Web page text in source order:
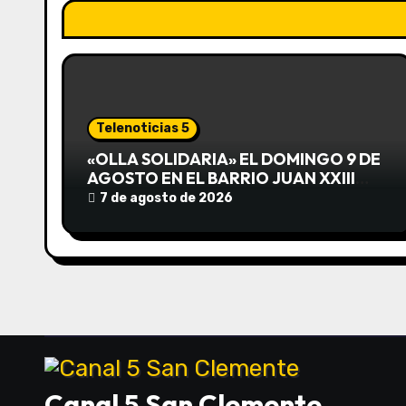
a
c
e
e
t
r
Telenoticias 5
«OLLA SOLIDARIA» EL DOMINGO 9 DE
AGOSTO EN EL BARRIO JUAN XXIII
DESDE LAS 13 HS
7 de agosto de 2026